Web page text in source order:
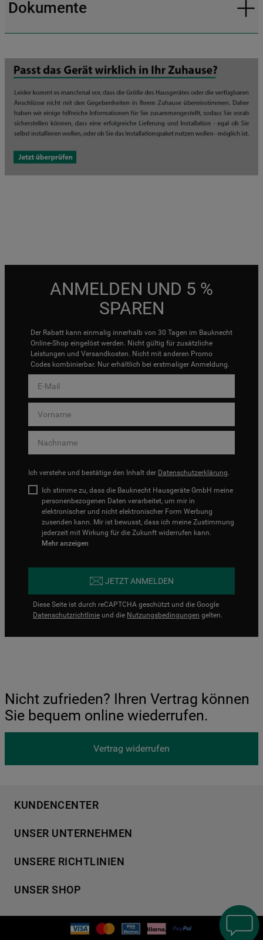
Dokumente
ANMELDEN UND 5 %
SPAREN
Der Rabatt kann einmalig innerhalb von 30 Tagen im Bauknecht
Online-Shop eingelöst werden. Nicht gültig für zusätzliche
Leistungen und Versandkosten. Nicht mit anderen Promo
Codes kombinierbar. Nur erhältlich bei erstmaliger Anmeldung.
Ich verstehe und bestätige den Inhalt der Datenschutzerklärung.
Ich stimme zu, dass die Bauknecht Hausgeräte GmbH meine
personenbezogenen Daten verarbeitet, um mir in
elektronischer und nicht elektronischer Form Werbung
zusenden kann. Mir ist bewusst, dass ich meine Zustimmung
jederzeit mit Wirkung für die Zukunft widerrufen kann.
Mehr anzeigen
JETZT ANMELDEN
Diese Seite ist durch reCAPTCHA geschützt und die Google
Datenschutzrichtlinie und die Nutzungsbedingungen gelten.
Nicht zufrieden? Ihren Vertrag können
Sie bequem online wiederrufen.
Vertrag widerrufen
KUNDENCENTER
Händlersuche
Häufige Fragen
Kontakt
UNSER UNTERNEHMEN
Für Händler
Karriere
UNSERE RICHTLINIEN
Cookies
UNSER SHOP
Geschirrspüler